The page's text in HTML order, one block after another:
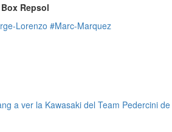
Repsol
Lorenzo #Marc-Marquez
a ver la Kawasaki del Team Pedercini de